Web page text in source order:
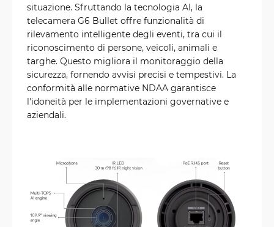
situazione. Sfruttando la tecnologia AI, la
telecamera G6 Bullet offre funzionalità di
rilevamento intelligente degli eventi, tra cui il
riconoscimento di persone, veicoli, animali e
targhe. Questo migliora il monitoraggio della
sicurezza, fornendo avvisi precisi e tempestivi. La
conformità alle normative NDAA garantisce
l'idoneità per le implementazioni governative e
aziendali.